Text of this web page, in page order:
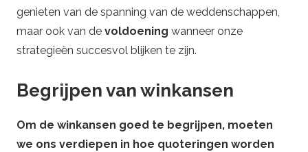
genieten van de spanning van de weddenschappen,
maar ook van de voldoening wanneer onze
strategieën succesvol blijken te zijn.
Begrijpen van winkansen
Om de winkansen goed te begrijpen, moeten
we ons verdiepen in hoe quoteringen worden